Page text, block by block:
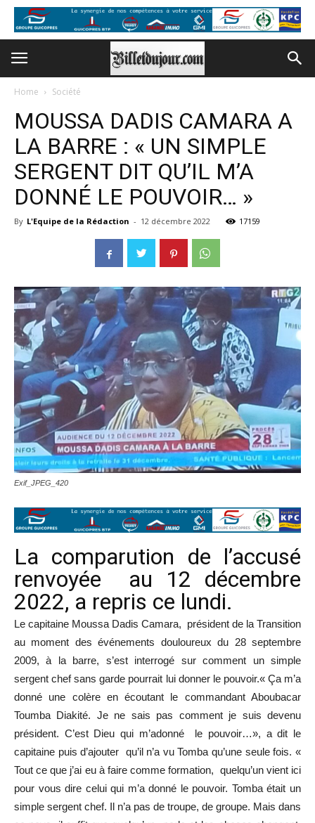
Home Société
MOUSSA DADIS CAMARA A
LA BARRE : « UN SIMPLE
SERGENT DIT QU’IL M’A
DONNÉ LE POUVOIR… »
By L'Equipe de la Rédaction - 12 décembre 2022 17159
Exif_JPEG_420
La comparution de l’accusé
renvoyée au 12 décembre
2022, a repris ce lundi.
Le capitaine Moussa Dadis Camara, président de la Transition
au moment des événements douloureux du 28 septembre
2009, à la barre, s’est interrogé sur comment un simple
sergent chef sans garde pourrait lui donner le pouvoir.« Ça m’a
donné une colère en écoutant le commandant Aboubacar
Toumba Diakité. Je ne sais pas comment je suis devenu
président. C’est Dieu qui m’adonné le pouvoir…», a dit le
capitaine puis d’ajouter qu’il n’a vu Tomba qu’une seule fois. «
Tout ce que j’ai eu à faire comme formation, quelqu’un vient ici
pour vous dire celui qui m’a donné le pouvoir. Tomba était un
simple sergent chef. Il n’a pas de troupe, de groupe. Mais dans